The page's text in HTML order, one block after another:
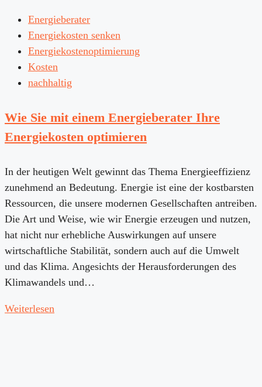
Energieberater
Energiekosten senken
Energiekostenoptimierung
Kosten
nachhaltig
Wie Sie mit einem Energieberater Ihre
Energiekosten optimieren
In der heutigen Welt gewinnt das Thema Energieeffizienz
zunehmend an Bedeutung. Energie ist eine der kostbarsten
Ressourcen, die unsere modernen Gesellschaften antreiben.
Die Art und Weise, wie wir Energie erzeugen und nutzen,
hat nicht nur erhebliche Auswirkungen auf unsere
wirtschaftliche Stabilität, sondern auch auf die Umwelt
und das Klima. Angesichts der Herausforderungen des
Klimawandels und…
Weiterlesen